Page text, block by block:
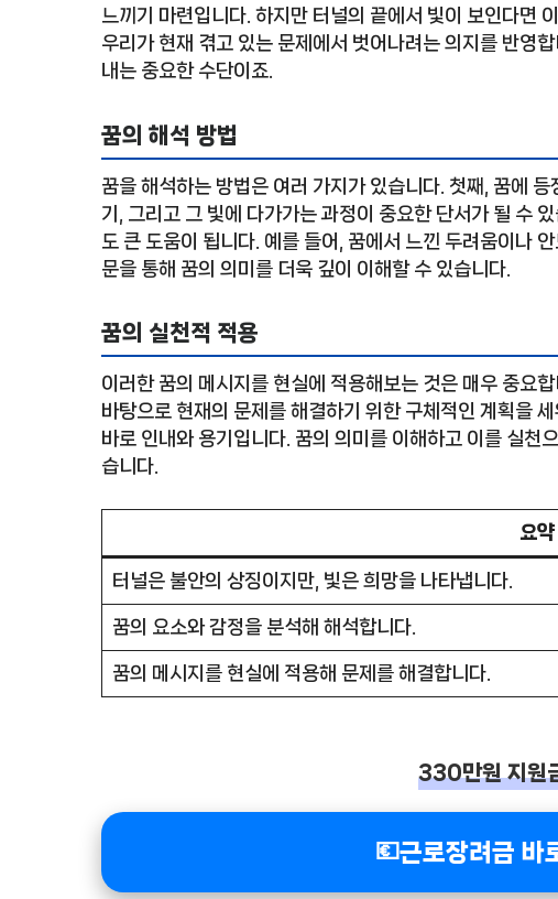
느끼기 마련입니다. 하지만 터널의 끝에서 빛이 보인다면
우리가 현재 겪고 있는 문제에서 벗어나려는 의지를 반영
내는 중요한 수단이죠.
꿈의 해석 방법
꿈을 해석하는 방법은 여러 가지가 있습니다. 첫째, 꿈에
기, 그리고 그 빛에 다가가는 과정이 중요한 단서가 될 수
도 큰 도움이 됩니다. 예를 들어, 꿈에서 느낀 두려움이나
문을 통해 꿈의 의미를 더욱 깊이 이해할 수 있습니다.
꿈의 실천적 적용
이러한 꿈의 메시지를 현실에 적용해보는 것은 매우 중요
바탕으로 현재의 문제를 해결하기 위한 구체적인 계획을
바로 인내와 용기입니다. 꿈의 의미를 이해하고 이를 실천
습니다.
요약
터널은 불안의 상징이지만, 빛은 희망을 나타냅니다.
꿈의 요소와 감정을 분석해 해석합니다.
꿈의 메시지를 현실에 적용해 문제를 해결합니다.
330만원 지원
💶근로장려금 바